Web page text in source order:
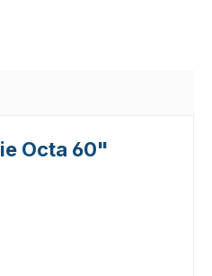
Octa 60"